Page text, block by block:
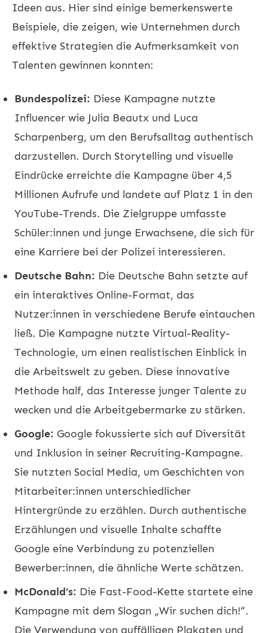
Ideen aus. Hier sind einige bemerkenswerte
Beispiele, die zeigen, wie Unternehmen durch
effektive Strategien die Aufmerksamkeit von
Talenten gewinnen konnten:
Bundespolizei: Diese Kampagne nutzte
Influencer wie Julia Beautx und Luca
Scharpenberg, um den Berufsalltag authentisch
darzustellen. Durch Storytelling und visuelle
Eindrücke erreichte die Kampagne über 4,5
Millionen Aufrufe und landete auf Platz 1 in den
YouTube-Trends. Die Zielgruppe umfasste
Schüler:innen und junge Erwachsene, die sich für
eine Karriere bei der Polizei interessieren.
Deutsche Bahn: Die Deutsche Bahn setzte auf
ein interaktives Online-Format, das
Nutzer:innen in verschiedene Berufe eintauchen
ließ. Die Kampagne nutzte Virtual-Reality-
Technologie, um einen realistischen Einblick in
die Arbeitswelt zu geben. Diese innovative
Methode half, das Interesse junger Talente zu
wecken und die Arbeitgebermarke zu stärken.
Google: Google fokussierte sich auf Diversität
und Inklusion in seiner Recruiting-Kampagne.
Sie nutzten Social Media, um Geschichten von
Mitarbeiter:innen unterschiedlicher
Hintergründe zu erzählen. Durch authentische
Erzählungen und visuelle Inhalte schaffte
Google eine Verbindung zu potenziellen
Bewerber:innen, die ähnliche Werte schätzen.
McDonald’s: Die Fast-Food-Kette startete eine
Kampagne mit dem Slogan „Wir suchen dich!“.
Die Verwendung von auffälligen Plakaten und